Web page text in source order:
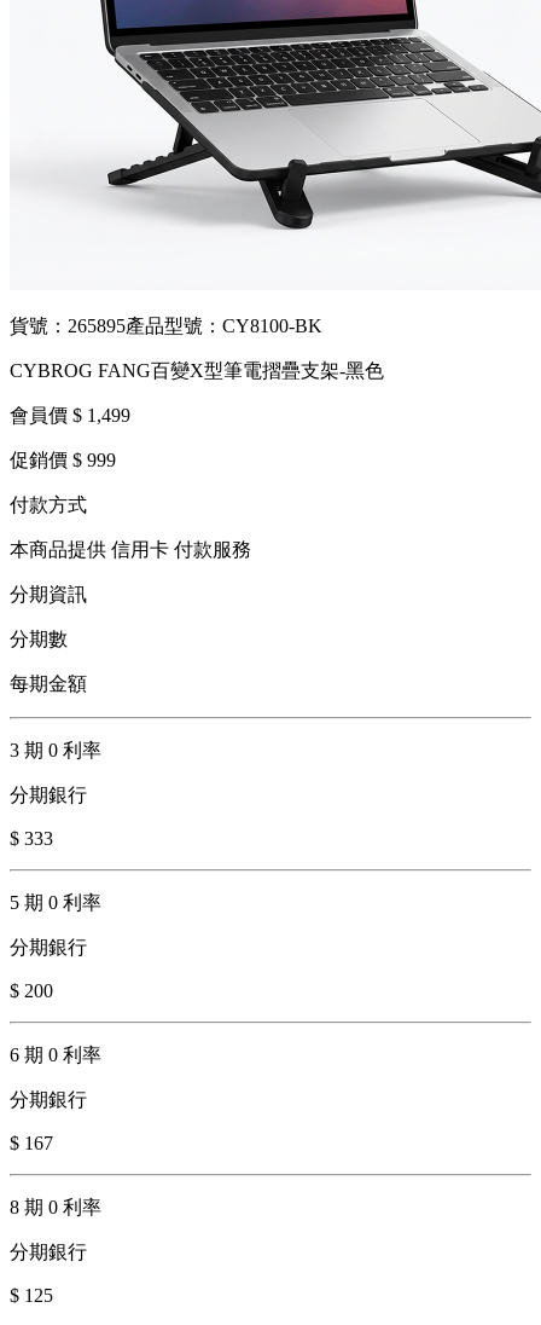
貨號：265895產品型號：CY8100-BK
CYBROG FANG百變X型筆電摺疊支架-黑色
會員價 $ 1,499
促銷價 $ 999
付款方式
本商品提供 信用卡 付款服務
分期資訊
分期數
每期金額
3 期 0 利率
分期銀行
$ 333
5 期 0 利率
分期銀行
$ 200
6 期 0 利率
分期銀行
$ 167
8 期 0 利率
分期銀行
$ 125